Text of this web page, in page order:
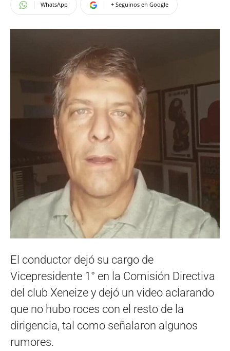
WhatsApp + Seguinos en Google
El conductor dejó su cargo de
Vicepresidente 1° en la Comisión Directiva
del club Xeneize y dejó un video aclarando
que no hubo roces con el resto de la
dirigencia, tal como señalaron algunos
rumores.